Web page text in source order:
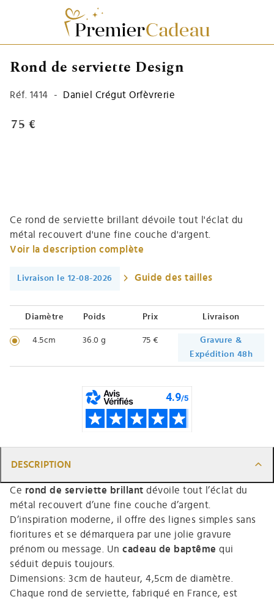
Rond de serviette Design
Réf. 1414 - Daniel Crégut Orfèvrerie
75 €
Ce rond de serviette brillant dévoile tout l'éclat du
métal recouvert d'une fine couche d'argent.
Voir la description complète
Livraison le 12-08-2026 Guide des tailles
Diamètre Poids Prix Livraison
4.5cm 36.0 g 75 €
Gravure &
Expédition 48h
DESCRIPTION
Ce rond de serviette brillant dévoile tout l’éclat du
métal recouvert d’une fine couche d’argent.
D’inspiration moderne, il offre des lignes simples sans
fioritures et se démarquera par une jolie gravure
prénom ou message. Un cadeau de baptême qui
séduit depuis toujours.
Dimensions: 3cm de hauteur, 4,5cm de diamètre.
Chaque rond de serviette, fabriqué en France, est